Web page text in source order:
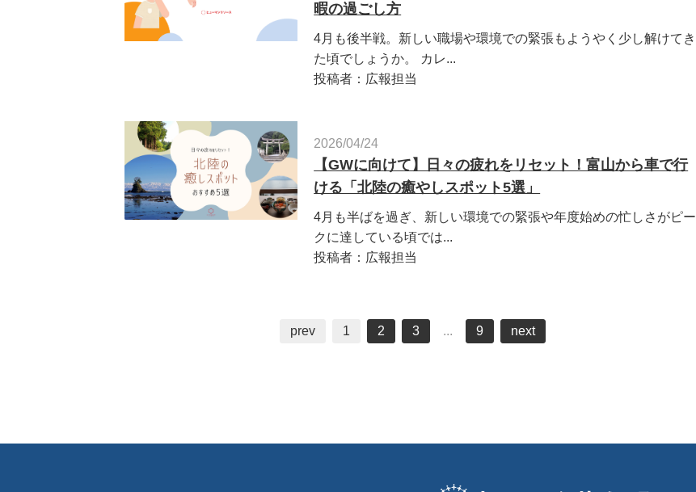
暇の過ごし方
4月も後半戦。新しい職場や環境での緊張もようやく少し解けてき
た頃でしょうか。 カレ...
投稿者：広報担当
2026/04/24
【GWに向けて】日々の疲れをリセット！富山から車で行
ける「北陸の癒やしスポット5選」
4月も半ばを過ぎ、新しい環境での緊張や年度始めの忙しさがピー
クに達している頃では...
投稿者：広報担当
prev 1 2 3 ... 9 next